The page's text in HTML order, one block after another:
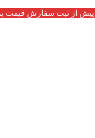
از ثبت سفارش قیمت